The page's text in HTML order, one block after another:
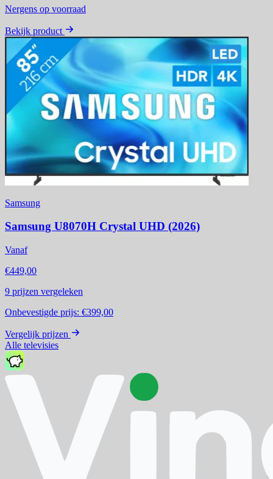
Nergens op voorraad
Bekijk product
Samsung
Samsung U8070H Crystal UHD (2026)
Vanaf
€449,00
9 prijzen vergeleken
Onbevestigde prijs: €399,00
Vergelijk prijzen
Alle televisies